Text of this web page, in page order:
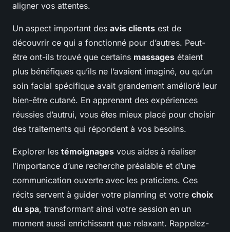
aligner vos attentes.
Un aspect important des avis clients est de
découvrir ce qui a fonctionné pour d’autres. Peut-
être ont-ils trouvé que certains massages étaient
plus bénéfiques qu’ils ne l’avaient imaginé, ou qu’un
soin facial spécifique avait grandement amélioré leur
bien-être cutané. En apprenant des expériences
réussies d’autrui, vous êtes mieux placé pour choisir
des traitements qui répondent à vos besoins.
Explorer les témoignages vous aides à réaliser
l’importance d’une recherche préalable et d’une
communication ouverte avec les praticiens. Ces
récits servent à guider votre planning et votre choix
du spa, transformant ainsi votre session en un
moment aussi enrichissant que relaxant. Rappelez-